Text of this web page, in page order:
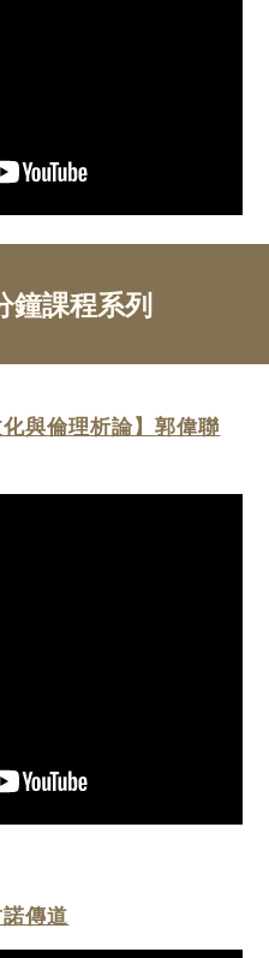
鐘課程系列
化與倫理析論】郭偉聯
諾傳道